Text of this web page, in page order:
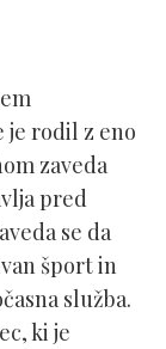
je rodil z eno
zaveda
pred
se da
šport in
služba.
ki je